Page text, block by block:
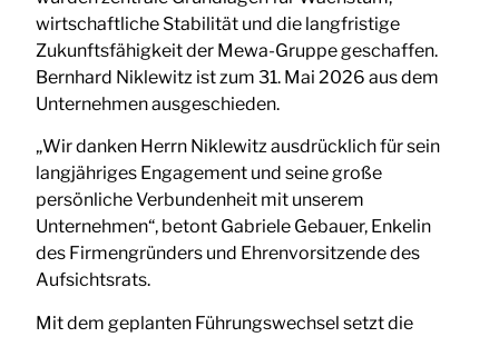
wirtschaftliche Stabilität und die langfristige
Zukunftsfähigkeit der Mewa-Gruppe geschaffen.
Bernhard Niklewitz ist zum 31. Mai 2026 aus dem
Unternehmen ausgeschieden.
„Wir danken Herrn Niklewitz ausdrücklich für sein
langjähriges Engagement und seine große
persönliche Verbundenheit mit unserem
Unternehmen“, betont Gabriele Gebauer, Enkelin
des Firmengründers und Ehrenvorsitzende des
Aufsichtsrats.
Mit dem geplanten Führungswechsel setzt die